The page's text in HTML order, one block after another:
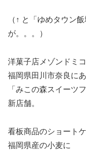
（↑ と「ゆめタウン
が。。。）
洋菓子店メゾンドミコ
福岡県田川市奈良に
「みこの森スイーツ
新店舗。
看板商品のショート
福岡県産の小麦に